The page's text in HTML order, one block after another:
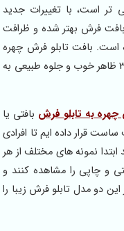
است، با تغییرات جدید
فرش بهتر شده و ظرافت
است. بافت تابلو فرش چهره
به صورت ده رنگ با فرش هزار شانه تراکم 3000 ظاهر خوب و جلوه طبیعی به
به تابلو فرشبافتی یا
داده ایم تا افرادی
نمونه های مختلف از هر
چاپی را مشاهده کنند و
مدل تابلو فرش زیبا را